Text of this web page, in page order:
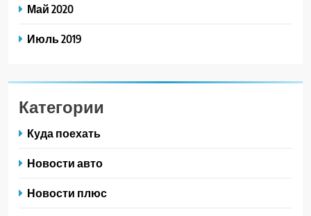
Май 2020
Июль 2019
Категории
Куда поехать
Новости авто
Новости плюс